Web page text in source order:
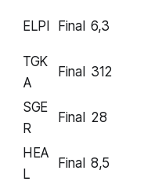
ELPI Final 6,3
TGK
A
Final 312
SGE
R
Final 28
HEA
L
Final 8,5